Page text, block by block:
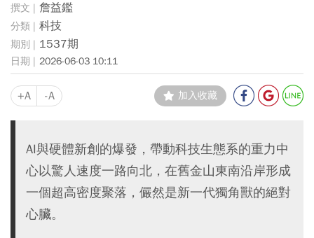
詹益鑑
科技
1537期
2026-06-03 10:11
+A -A 加入收藏
AI與硬體新創的爆發，帶動科技生態系的重力中
心以驚人速度一路向北，在舊金山東南沿岸形成
一個超高密度聚落，儼然是新一代獨角獸的絕對
心臟。